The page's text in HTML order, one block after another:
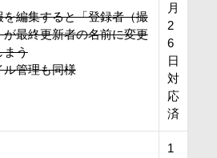
を編集すると「登録者（撮
が最終更新者の名前に変更
まう
管理も同様
月
2
6
日
対
応
済
1